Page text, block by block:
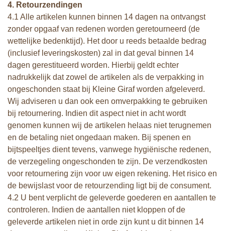
4. Retourzendingen
4.1 Alle artikelen kunnen binnen 14 dagen na ontvangst
zonder opgaaf van redenen worden geretourneerd (de
wettelijke bedenktijd). Het door u reeds betaalde bedrag
(inclusief leveringskosten) zal in dat geval binnen 14
dagen gerestitueerd worden. Hierbij geldt echter
nadrukkelijk dat zowel de artikelen als de verpakking in
ongeschonden staat bij Kleine Giraf worden afgeleverd.
Wij adviseren u dan ook een omverpakking te gebruiken
bij retournering. Indien dit aspect niet in acht wordt
genomen kunnen wij de artikelen helaas niet terugnemen
en de betaling niet ongedaan maken. Bij spenen en
bijtspeeltjes dient tevens, vanwege hygiënische redenen,
de verzegeling ongeschonden te zijn. De verzendkosten
voor retournering zijn voor uw eigen rekening. Het risico en
de bewijslast voor de retourzending ligt bij de consument.
4.2 U bent verplicht de geleverde goederen en aantallen te
controleren. Indien de aantallen niet kloppen of de
geleverde artikelen niet in orde zijn kunt u dit binnen 14